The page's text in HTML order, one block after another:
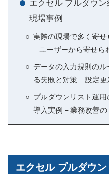
エクセル プルダウ
現場事例
実際の現場で多く寄
– ユーザーから寄せら
データの入力規則の
る失敗と対策 – 設定
プルダウンリスト運
導入実例 – 業務改善の
エクセル プルダウ